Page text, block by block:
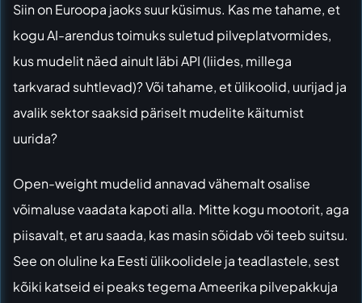
Siin on Euroopa jaoks suur küsimus. Kas me tahame, et
kogu AI-arendus toimuks suletud pilveplatvormides,
kus mudelit näed ainult läbi API (liides, millega
tarkvarad suhtlevad)? Või tahame, et ülikoolid, uurijad ja
avalik sektor saaksid päriselt mudelite käitumist
uurida?
Open-weight mudelid annavad vähemalt osalise
võimaluse vaadata kapoti alla. Mitte kogu mootorit, aga
piisavalt, et aru saada, kas masin sõidab või teeb suitsu.
See on oluline ka Eesti ülikoolidele ja teadlastele, sest
kõiki katseid ei peaks tegema Ameerika pilvepakkuja